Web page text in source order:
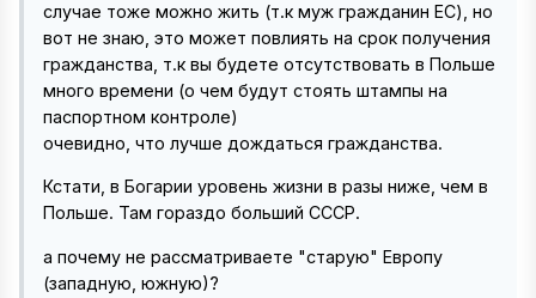
случае тоже можно жить (т.к муж гражданин ЕС), но
вот не знаю, это может повлиять на срок получения
гражданства, т.к вы будете отсутствовать в Польше
много времени (о чем будут стоять штампы на
паспортном контроле)
очевидно, что лучше дождаться гражданства.
Кстати, в Богарии уровень жизни в разы ниже, чем в
Польше. Там гораздо больший СССР.
а почему не рассматриваете "старую" Европу
(западную, южную)?